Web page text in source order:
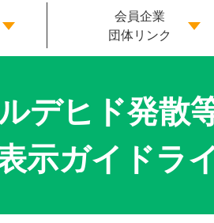
会員企業
団体リンク
デヒド発散
示ガイドラ